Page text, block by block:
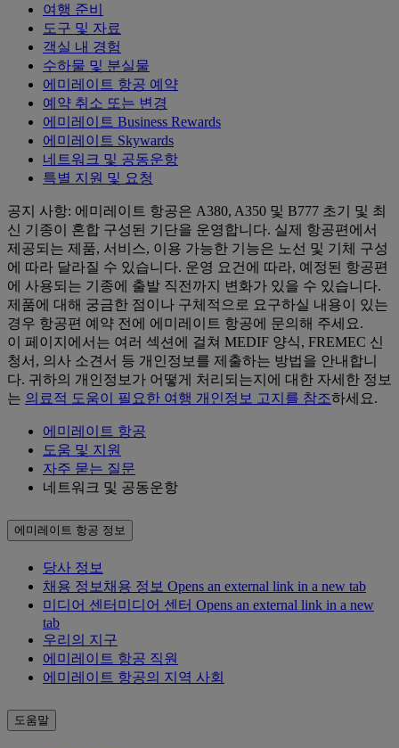
여행 준비
도구 및 자료
객실 내 경험
수하물 및 분실물
에미레이트 항공 예약
예약 취소 또는 변경
에미레이트 Business Rewards
에미레이트 Skywards
네트워크 및 공동운항
특별 지원 및 요청
공지 사항: 에미레이트 항공은 A380, A350 및 B777 초기 및 최
신 기종이 혼합 구성된 기단을 운영합니다. 실제 항공편에서
제공되는 제품, 서비스, 이용 가능한 기능은 노선 및 기체 구성
에 따라 달라질 수 있습니다. 운영 요건에 따라, 예정된 항공편
에 사용되는 기종에 출발 직전까지 변화가 있을 수 있습니다.
제품에 대해 궁금한 점이나 구체적으로 요구하실 내용이 있는
경우 항공편 예약 전에 에미레이트 항공에 문의해 주세요.
이 페이지에서는 여러 섹션에 걸쳐 MEDIF 양식, FREMEC 신
청서, 의사 소견서 등 개인정보를 제출하는 방법을 안내합니
다. 귀하의 개인정보가 어떻게 처리되는지에 대한 자세한 정보
는 의료적 도움이 필요한 여행 개인정보 고지를 참조하세요.
에미레이트 항공
도움 및 지원
자주 묻는 질문
네트워크 및 공동운항
에미레이트 항공 정보
당사 정보
채용 정보 채용 정보 Opens an external link in a new tab
미디어 센터 미디어 센터 Opens an external link in a new
tab
우리의 지구
에미레이트 항공 직원
에미레이트 항공의 지역 사회
도움말